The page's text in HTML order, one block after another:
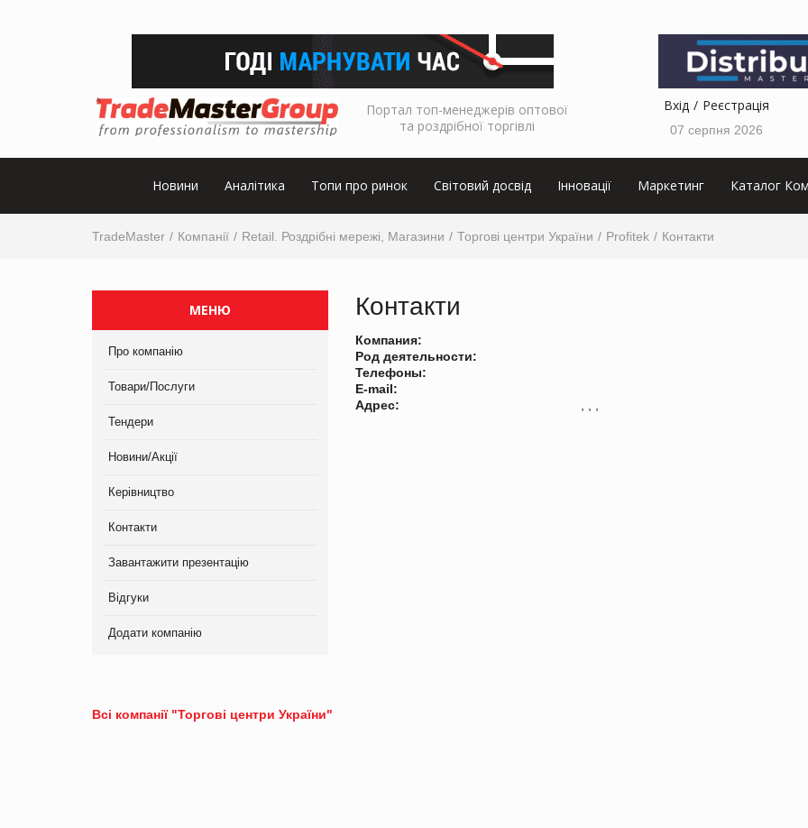
Портал топ-менеджерів оптової
та роздрібної торгівлі
Вхід Реєстрація
07 серпня 2026
Новини Аналітика Топи про ринок Світовий досвід Інновації Маркетинг Каталог
TradeMaster Компанії Retail. Роздрібні мережі, Магазини Торгові центри України Profitek Контакти
МЕНЮ
Про компанію
Товари/Послуги
Тендери
Новини/Акції
Керівництво
Контакти
Завантажити презентацію
Відгуки
Додати компанію
Контакти
Компания:
Род деятельности:
Телефоны:
E-mail:
Адрес:
Всі компанії "Торгові центри України"